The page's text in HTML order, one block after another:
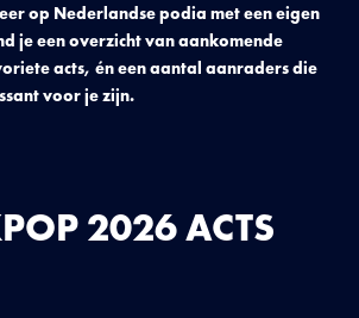
op Nederlandse podia met een eigen
je een overzicht van aankomende
acts, én een aantal aanraders die
voor je zijn.
2026 ACTS